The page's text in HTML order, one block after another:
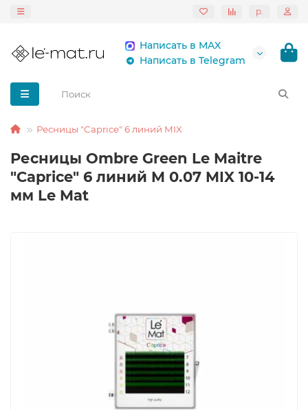
р.
Написать в MAX
Написать в Telegram
Ресницы "Caprice" 6 линий MIX
Ресницы Ombre Green Le Maitre
"Caprice" 6 линий M 0.07 MIX 10-14
мм Le Mat